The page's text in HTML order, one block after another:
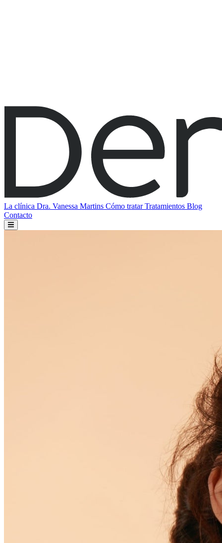
La clínica Dra. Vanessa Martins Cómo tratarTratamientos Blog
Contacto